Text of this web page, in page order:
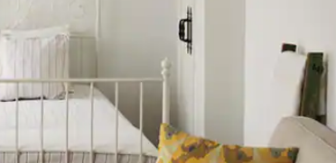
et vers le bas pour les parcourir ou en appuyant et en